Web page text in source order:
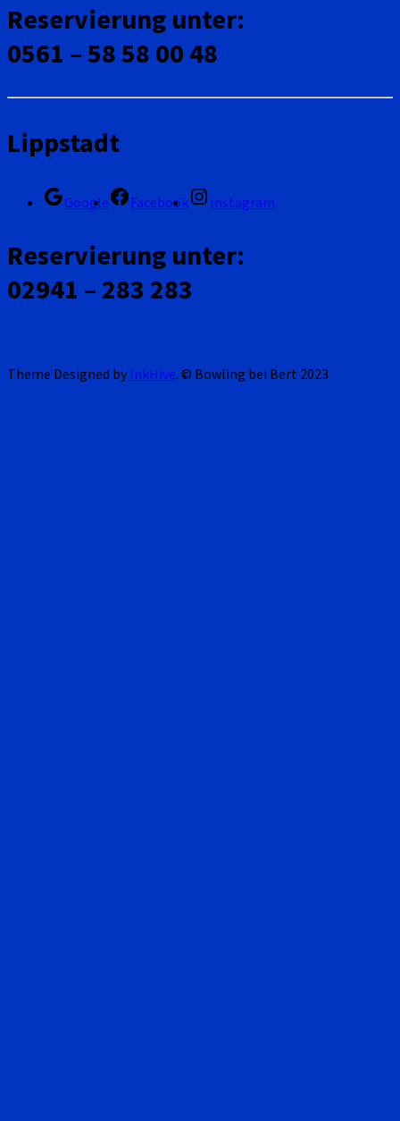
Reservierung unter:
0561 – 58 58 00 48
Lippstadt
Google Facebook Instagram
Reservierung unter:
02941 – 283 283
Theme Designed by InkHive. © Bowling bei Bert 2023